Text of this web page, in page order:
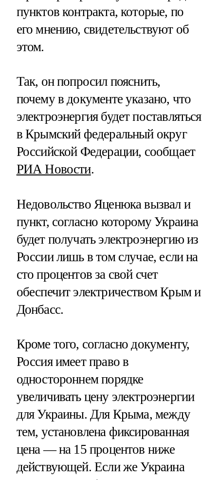
пунктов контракта, которые, по
его мнению, свидетельствуют об
этом.
Так, он попросил пояснить,
почему в документе указано, что
электроэнергия будет поставляться
в Крымский федеральный округ
Российской Федерации, сообщает
РИА Новости.
Недовольство Яценюка вызвал и
пункт, согласно которому Украина
будет получать электроэнергию из
России лишь в том случае, если на
сто процентов за свой счет
обеспечит электричеством Крым и
Донбасс.
Кроме того, согласно документу,
Россия имеет право в
одностороннем порядке
увеличивать цену электроэнергии
для Украины. Для Крыма, между
тем, установлена фиксированная
цена — на 15 процентов ниже
действующей. Если же Украина